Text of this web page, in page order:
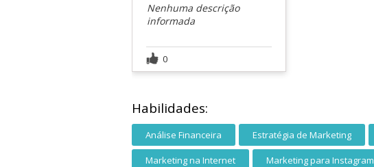
Nenhuma descrição
informada
0
Habilidades:
Análise Financeira Estratégia de Marketing
Marketing na Internet Marketing para Instagram